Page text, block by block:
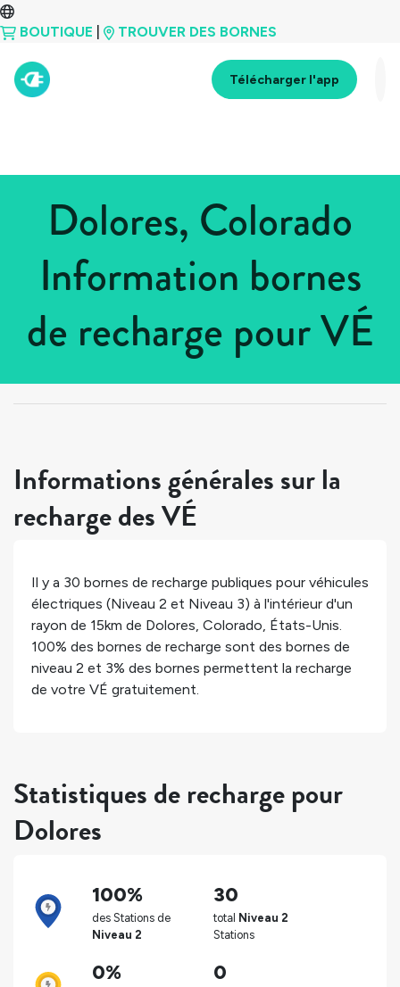
BOUTIQUE TROUVER DES BORNES
Télécharger l'app
Dolores, Colorado
Information bornes
de recharge pour VÉ
États-Unis > Colorado
Informations générales sur la
recharge des VÉ
Il y a 30 bornes de recharge publiques pour véhicules
électriques (Niveau 2 et Niveau 3) à l'intérieur d'un
rayon de 15km de Dolores, Colorado, États-Unis.
100% des bornes de recharge sont des bornes de
niveau 2 et 3% des bornes permettent la recharge
de votre VÉ gratuitement.
Statistiques de recharge pour
Dolores
100%
des Stations de
Niveau 2
30
total Niveau 2
Stations
0% 0